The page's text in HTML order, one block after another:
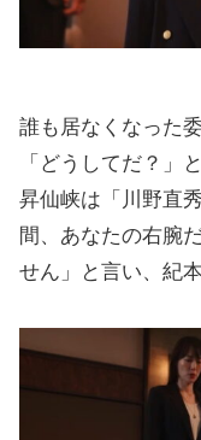
誰も居なくなった
「どうしてだ？」
昇仙峡は「川野直
間、あなたの右腕
せん」と言い、紀